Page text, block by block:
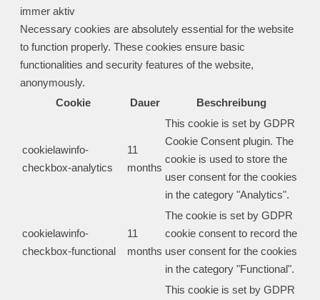
immer aktiv
Necessary cookies are absolutely essential for the website
to function properly. These cookies ensure basic
functionalities and security features of the website,
anonymously.
Cookie
Dauer Beschreibung
cookielawinfo-
checkbox-analytics
11
months
This cookie is set by GDPR
Cookie Consent plugin. The
cookie is used to store the
user consent for the cookies
in the category "Analytics".
cookielawinfo-
checkbox-functional
11
months
The cookie is set by GDPR
cookie consent to record the
user consent for the cookies
in the category "Functional".
This cookie is set by GDPR